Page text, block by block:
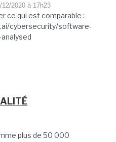
12/2020 à 17h23
ce qui est comparable :
cybersecurity/software-
plus de 50 000